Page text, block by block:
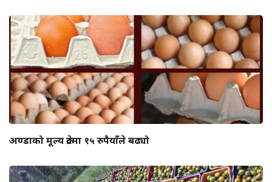
अण्डाको मूल्य क्रेटमा १५ रुपैयाँले बढ्यो